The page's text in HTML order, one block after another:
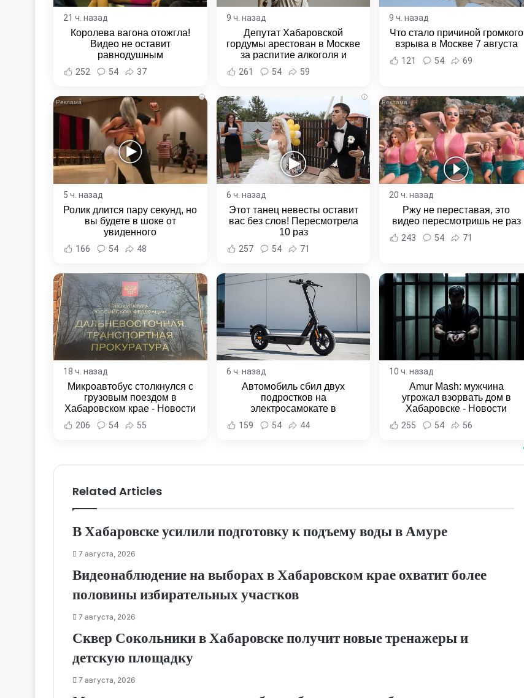
21 ч. назад
Королева вагона отожгла!
Видео не оставит
равнодушным
252 54 37
9 ч. назад
Депутат Хабаровской
гордумы арестован в Москве
за распитие алкоголя и
неповиновение полиции -
Новости Хабаровска и
261 54 59
9 ч. назад
Что стало причиной громкого
взрыва в Москве 7 августа
121 54 69
i
5 ч. назад
Ролик длится пару секунд, но
вы будете в шоке от
увиденного
166 54 48
i
6 ч. назад
Этот танец невесты оставит
вас без слов! Пересмотрела
10 раз
257 54 71
20 ч. назад
Ржу не переставая, это
видео пересмотришь не раз
243 54 71
18 ч. назад
Микроавтобус столкнулся с
грузовым поездом в
Хабаровском крае - Новости
Хабаровска и Хабаровского
края
206 54 55
6 ч. назад
Автомобиль сбил двух
подростков на
электросамокате в
Комсомольске-на-Амуре -
Новости Хабаровска и
159 54 44
10 ч. назад
Amur Mash: мужчина
угрожал взорвать дом в
Хабаровске - Новости
Хабаровска и Хабаровского
края
255 54 56
Related Articles
В Хабаровске усилили подготовку к подъему воды в Амуре
7 августа, 2026
Видеонаблюдение на выборах в Хабаровском крае охватит более
половины избирательных участков
7 августа, 2026
Сквер Сокольники в Хабаровске получит новые тренажеры и
детскую площадку
7 августа, 2026